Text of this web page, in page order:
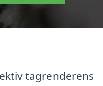
tagrenderens